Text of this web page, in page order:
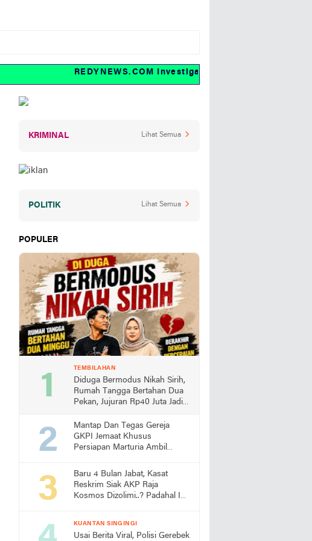
REDYNEWS.COM Investigasi dan fakta
KRIMINAL Lihat Semua
POLITIK Lihat Semua
POPULER
TEMBILAHAN
Diduga Bermodus Nikah Sirih,
Rumah Tangga Bertahan Dua
Pekan, Jujuran Rp40 Juta Jadi
Mantap Dan Tegas Gereja
GKPI Jemaat Khusus
Persiapan Marturia Ambil
Pertama lebih Awal
Baru 4 Bulan Jabat, Kasat
Reskrim Siak AKP Raja
Kosmos Dizolimi..? Padahal Ini
KUANTAN SINGINGI
Usai Berita Viral, Polisi Gerebek